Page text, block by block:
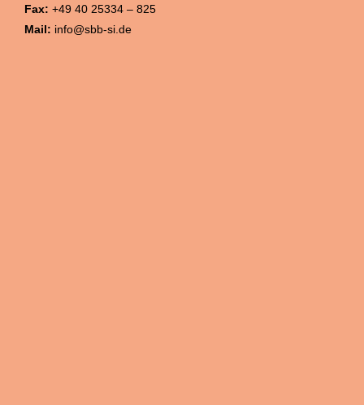
Fax: +49 40 25334 – 825
Mail: info@sbb-si.de